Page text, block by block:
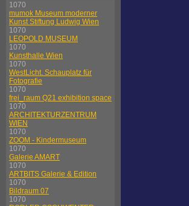
1070
mumok Museum moderner
Kunst Stiftung Ludwig Wien
1070
LEOPOLD MUSEUM
1070
Kunsthalle Wien
1070
WestLicht. Schauplatz für
Fotografie
1070
frei_raum Q21 exhibition space
1070
ARCHITEKTURZENTRUM
WIEN
1070
ZOOM - Kindermuseum
1070
Galerie AMART
1070
ARTBITS Galerie & Edition
1070
Bildraum 07
1070